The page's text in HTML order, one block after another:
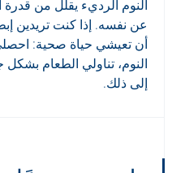
النوم الرديء يقلل من
عن نفسه. إذا كنت تريدين
أن تعيشي حياة صحية:
النوم، تناولي الطعام
إلى ذلك.